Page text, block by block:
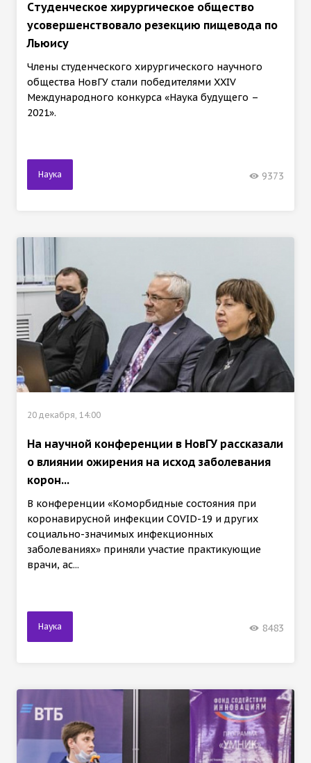
Cтуденческое хирургическое общество
усовершенствовало резекцию пищевода по
Льюису
Члены студенческого хирургического научного
общества НовГУ стали победителями XXIV
Международного конкурса «Наука будущего –
2021».
Наука 9373
20 декабря, 14:00
На научной конференции в НовГУ рассказали
о влиянии ожирения на исход заболевания
корон...
В конференции «Коморбидные состояния при
коронавирусной инфекции COVID-19 и других
социально-значимых инфекционных
заболеваниях» приняли участие практикующие
врачи, ас...
Наука 8483